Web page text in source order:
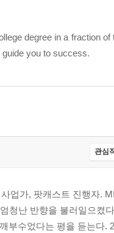
degree in a fraction
you to success.
관심
업가, 팟캐스트 진행자.
난 반향을 불러일으켰다
부수었다는 평을 듣는다.